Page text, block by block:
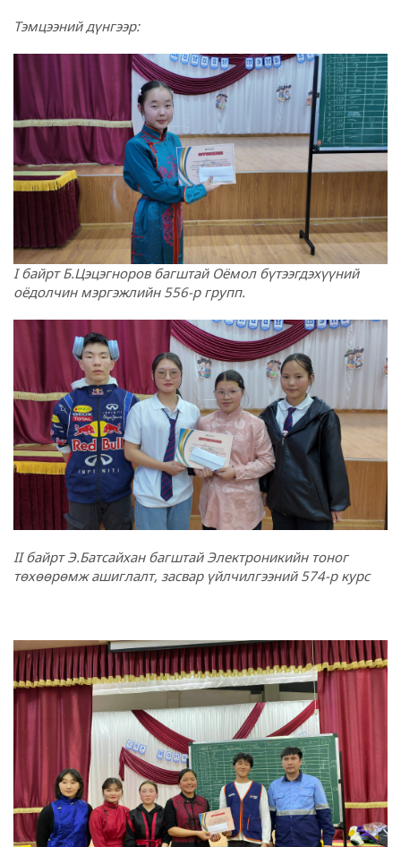
Тэмцээний дүнгээр:
I байрт Б.Цэцэгноров багштай Оёмол бүтээгдэхүүний
оёдолчин мэргэжлийн 556-р групп.
II байрт Э.Батсайхан багштай Электроникийн тоног
төхөөрөмж ашиглалт, засвар үйлчилгээний 574-р курс